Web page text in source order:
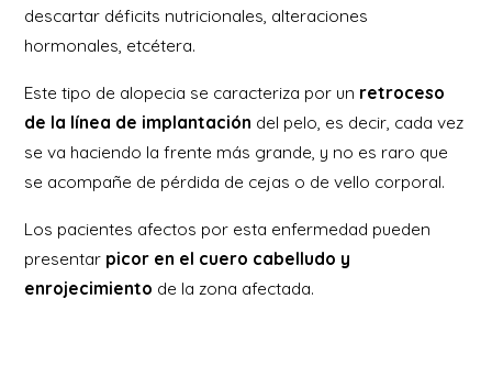
descartar déficits nutricionales, alteraciones
hormonales, etcétera.
Este tipo de alopecia se caracteriza por un retroceso
de la línea de implantación del pelo, es decir, cada vez
se va haciendo la frente más grande, y no es raro que
se acompañe de pérdida de cejas o de vello corporal.
Los pacientes afectos por esta enfermedad pueden
presentar picor en el cuero cabelludo y
enrojecimiento de la zona afectada.